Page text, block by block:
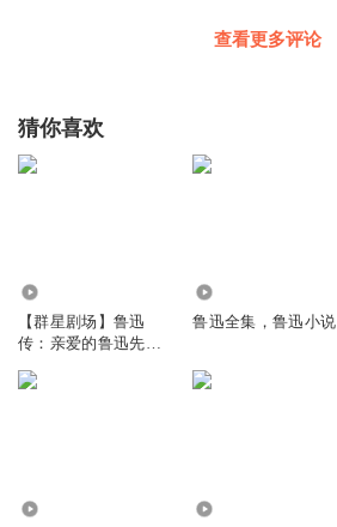
查看更多评论
猜你喜欢
【群星剧场】鲁迅
传：亲爱的鲁迅先生|
演者曹磊领衔演播|人
鲁迅全集，鲁迅小说